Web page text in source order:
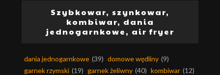
Szybkowar, szynkowar,
kombiwar, dania
jednogarnkowe, air fryer
dania jednogarnkowe (39) domowe wędliny (9)
garnek rzymski (19) garnek żeliwny (40) kombiwar (12)